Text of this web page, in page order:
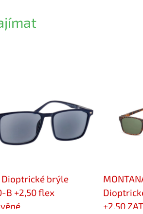
Dioptrické brýle
B +2,50 flex
+2,50